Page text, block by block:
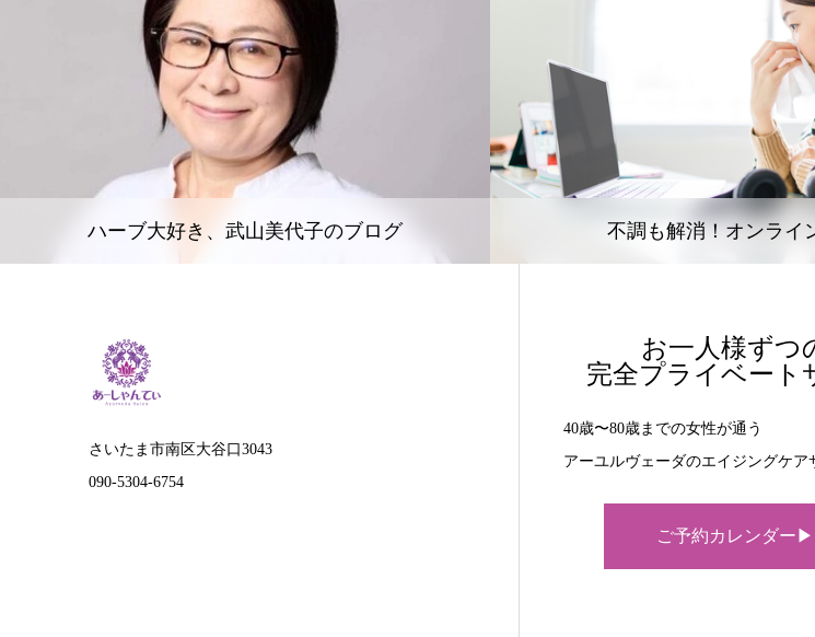
ハーブ大好き、武山美代子のブログ 不調も解消！オンライ
さいたま市南区大谷口3043
090-5304-6754
お一人様ずつ
完全プライベート
40歳〜80歳までの女性が通う
アーユルヴェーダのエイジングケア
ご予約カレンダー▶︎